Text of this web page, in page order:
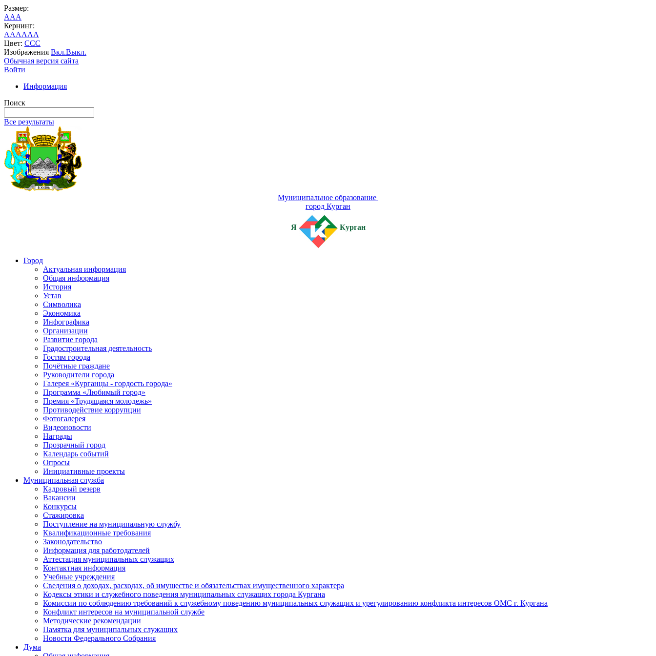
Размер:
AAA
Кернинг:
AAAAAA
Цвет: CCC
Изображения Вкл.Выкл.
Обычная версия сайта
Войти
Информация
Поиск
Все результаты
Муниципальное образование
город Курган
Я Курган
Город
Актуальная информация
Общая информация
История
Устав
Символика
Экономика
Инфографика
Организации
Развитие города
Градостроительная деятельность
Гостям города
Почётные граждане
Руководители города
Галерея «Курганцы - гордость города»
Программа «Любимый город»
Премия «Трудящаяся молодежь»
Противодействие коррупции
Фотогалерея
Видеоновости
Награды
Прозрачный город
Календарь событий
Опросы
Инициативные проекты
Муниципальная служба
Кадровый резерв
Вакансии
Конкурсы
Стажировка
Поступление на муниципальную службу
Квалификационные требования
Законодательство
Информация для работодателей
Аттестация муниципальных служащих
Контактная информация
Учебные учреждения
Сведения о доходах, расходах, об имуществе и обязательствах имущественного характера
Кодексы этики и служебного поведения муниципальных служащих города Кургана
Комиссии по соблюдению требований к служебному поведению муниципальных служащих и урегулированию конфликта интересов ОМС г. Кургана
Конфликт интересов на муниципальной службе
Методические рекомендации
Памятка для муниципальных служащих
Новости Федерального Cобрания
Дума